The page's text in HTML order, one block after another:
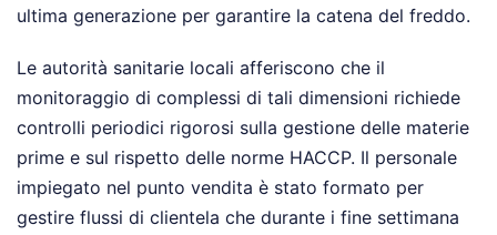
ultima generazione per garantire la catena del freddo.
Le autorità sanitarie locali afferiscono che il
monitoraggio di complessi di tali dimensioni richiede
controlli periodici rigorosi sulla gestione delle materie
prime e sul rispetto delle norme HACCP. Il personale
impiegato nel punto vendita è stato formato per
gestire flussi di clientela che durante i fine settimana